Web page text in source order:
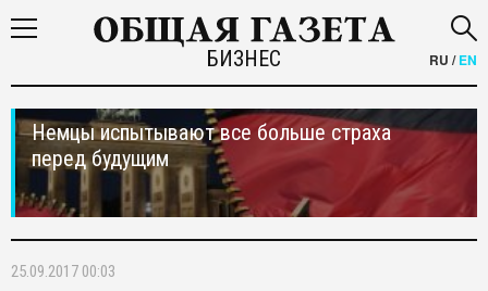
БИЗНЕС RU /EN
Немцы испытывают все больше страха
перед будущим
25.09.2017 00:03